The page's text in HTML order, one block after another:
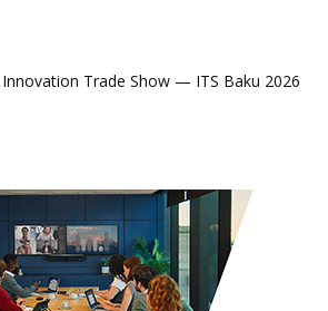
Trade Show — ITS Baku 2026